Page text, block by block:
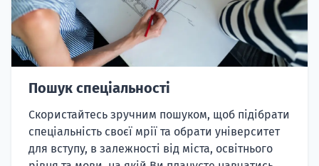
Пошук спеціальності
Скористайтесь зручним пошуком, щоб підібрати
спеціальність своєї мрії та обрати університет
для вступу, в залежності від міста, освітнього